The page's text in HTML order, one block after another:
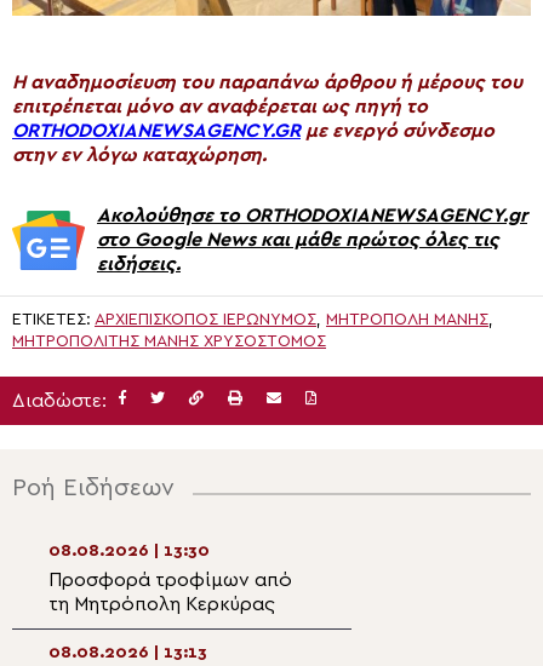
H αναδημοσίευση του παραπάνω άρθρου ή μέρους του
επιτρέπεται μόνο αν αναφέρεται ως πηγή το
ORTHODOXIANEWSAGENCY.GRμε ενεργό σύνδεσμο
στην εν λόγω καταχώρηση.
Ακολούθησε το ORTHODOXIANEWSAGENCY.gr
στο Google News και μάθε πρώτος όλες τις
ειδήσεις.
ΕΤΙΚΈΤΕΣ: ΑΡΧΙΕΠΊΣΚΟΠΟΣ ΙΕΡΏΝΥΜΟΣ, ΜΗΤΡΟΠΟΛΗ ΜΑΝΗΣ,
ΜΗΤΡΟΠΟΛΊΤΗΣ ΜΆΝΗΣ ΧΡΥΣΌΣΤΟΜΟΣ
Διαδώστε:
Ροή Ειδήσεων
08.08.2026 | 13:30
Προσφορά τροφίμων από
τη Μητρόπολη Κερκύρας
08.08.2026 | 13:13